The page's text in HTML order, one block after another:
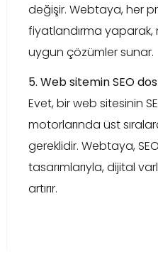
değişir. Webtaya, her
fiyatlandırma yaparak,
uygun çözümler sunar.
5. Web sitemin SEO
Evet, bir web sitesinin
motorlarında üst
gereklidir. Webtaya,
tasarımlarıyla, dijital
artırır.